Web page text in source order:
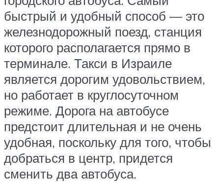
быстрый и удобный способ — это
железнодорожный поезд, станция
которого располагается прямо в
терминале. Такси в Израиле
является дорогим удовольствием,
но работает в круглосуточном
режиме. Дорога на автобусе
предстоит длительная и не очень
удобная, поскольку для того, чтобы
добраться в центр, придется
сменить два автобуса.